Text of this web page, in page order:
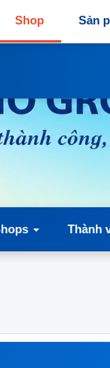
Thành
Shop Sản